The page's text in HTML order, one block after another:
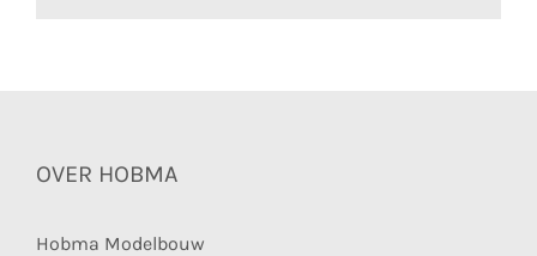
OVER HOBMA
Hobma Modelbouw